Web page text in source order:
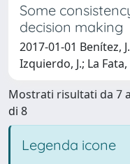
Some
decision making
2017-01-01 Benítez,
Izquierdo, J.; La Fata,
Mostrati risultati da 7
di 8
Legenda icone